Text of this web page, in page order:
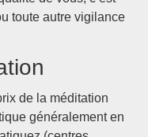
toute autre vigilance
de la méditation
généralement en